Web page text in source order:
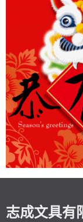
志成文具有